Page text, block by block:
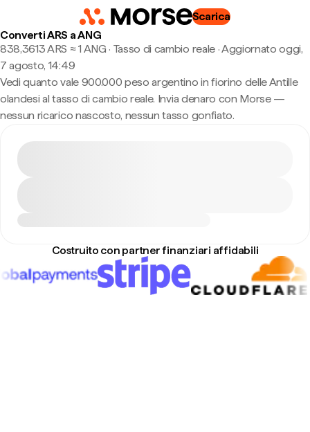
Scarica
Converti ARS a ANG
838,3613 ARS ≈ 1 ANG · Tasso di cambio reale·Aggiornato oggi,
7 agosto, 14:49
Vedi quanto vale 900.000 peso argentino in fiorino delle Antille
olandesi al tasso di cambio reale. Invia denaro con Morse —
nessun ricarico nascosto, nessun tasso gonfiato.
Costruito con partner finanziari affidabili